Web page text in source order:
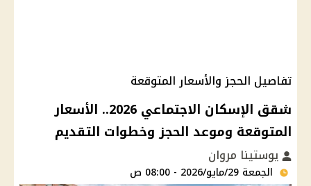
تفاصيل الحجز والأسعار المتوقعة
شقق الإسكان الاجتماعي 2026.. الأسعار
المتوقعة وموعد الحجز وخطوات التقديم
يوستينا مروان
الجمعة 29/مايو/2026 - 08:00 ص